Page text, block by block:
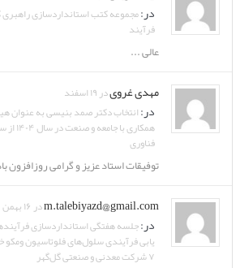
در:مجموعه کتب استانداردسازی راهبری
فرآیند
عالی ...
مهدی غرویدر ۱۹ اسفند
در:انتخاب دکتر صمد بنیسی به عنوان
فناوری
توفیقات استاد عزیز و گرامی روزافزون
m.talebiyazd@gmail.comدر ۱۶ بهمن
در:جلسه هفتگی استانداردسازی
۷ شرکت معدنی و صنعتی گل‌گهر